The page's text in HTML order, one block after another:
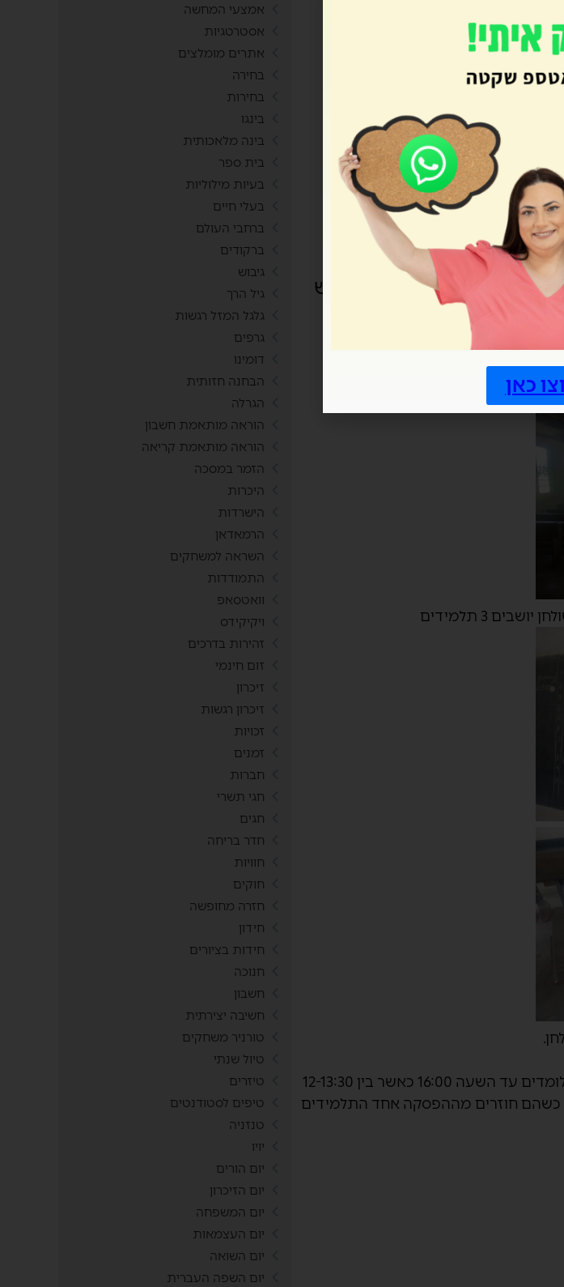
לייף, מדעים ולימודים
14. לאחר מכן, הם עושים מבחן מסכם ומי שעובר
אנגלית ובבית הספר
הסווהלית. מכיתה ג' יש
להישאר מספר שנים
ספר אחר לחינוך מיוחד.
שלא לומדים בבית הספר.
הגענו לבית הספר בדיוק כשהתלמידים חזרו מהפסקת הצהריים שלהם. הם לומדים עד השעה 16:00 כאשר בין 12-13:30
כשהם חוזרים מההפסקה אחד התלמידים
אמצעי המחשה
אסטרטגיות
אתרים מומלצים
בחירה
בחירות
בינגו
בינה מלאכותית
בית ספר
בעיות מילוליות
בעלי חיים
ברחבי העולם
ברקודים
גיבוש
גיל הרך
גלגל המזל רגשות
גרפים
דומינו
הבחנה חזותית
הגרלה
הוראה מותאמת חשבון
הוראה מותאמת קריאה
הזמר במסכה
היכרות
הישרדות
הרמאדאן
השראה למשחקים
התמודדות
וואטסאפ
ויקיקידס
זהירות בדרכים
זום חינמי
זיכרון
זיכרון רגשות
זכויות
זמנים
חברות
חגי תשרי
חגים
חדר בריחה
חוויות
חוקים
חזרה מחופשה
חידון
חידות בציורים
חנוכה
חשבון
חשיבה יצירתית
טורניר משחקים
טיול שנתי
טיזרים
טיפים לסטודנטים
טנזניה
יויו
יום הורים
יום הזיכרון
יום המשפחה
יום העצמאות
יום השואה
יום השפה העברית
כאן